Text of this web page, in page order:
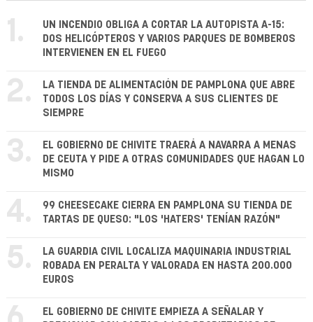
1.
UN INCENDIO OBLIGA A CORTAR LA AUTOPISTA A-15:
DOS HELICÓPTEROS Y VARIOS PARQUES DE BOMBEROS
INTERVIENEN EN EL FUEGO
2.
LA TIENDA DE ALIMENTACIÓN DE PAMPLONA QUE ABRE
TODOS LOS DÍAS Y CONSERVA A SUS CLIENTES DE
SIEMPRE
3.
EL GOBIERNO DE CHIVITE TRAERÁ A NAVARRA A MENAS
DE CEUTA Y PIDE A OTRAS COMUNIDADES QUE HAGAN LO
MISMO
4.
99 CHEESECAKE CIERRA EN PAMPLONA SU TIENDA DE
TARTAS DE QUESO: "LOS 'HATERS' TENÍAN RAZÓN"
5.
LA GUARDIA CIVIL LOCALIZA MAQUINARIA INDUSTRIAL
ROBADA EN PERALTA Y VALORADA EN HASTA 200.000
EUROS
EL GOBIERNO DE CHIVITE EMPIEZA A SEÑALAR Y